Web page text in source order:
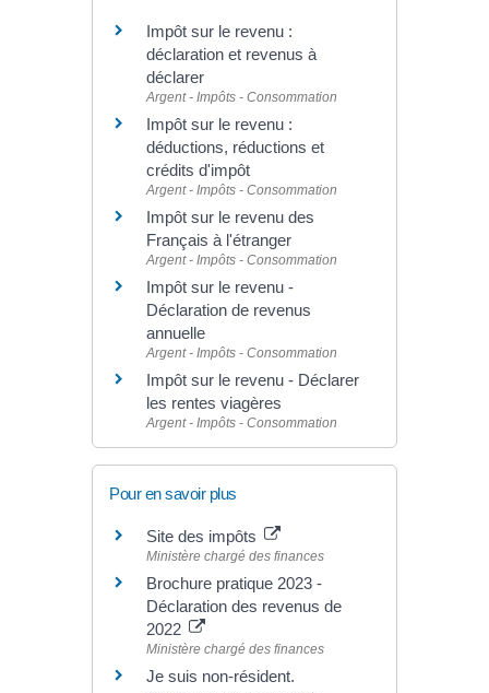
Impôt sur le revenu :
déclaration et revenus à
déclarer
Argent - Impôts - Consommation
Impôt sur le revenu :
déductions, réductions et
crédits d'impôt
Argent - Impôts - Consommation
Impôt sur le revenu des
Français à l'étranger
Argent - Impôts - Consommation
Impôt sur le revenu -
Déclaration de revenus
annuelle
Argent - Impôts - Consommation
Impôt sur le revenu - Déclarer
les rentes viagères
Argent - Impôts - Consommation
Pour en savoir plus
Site des impôts
Ministère chargé des finances
Brochure pratique 2023 -
Déclaration des revenus de
2022
Ministère chargé des finances
Je suis non-résident.